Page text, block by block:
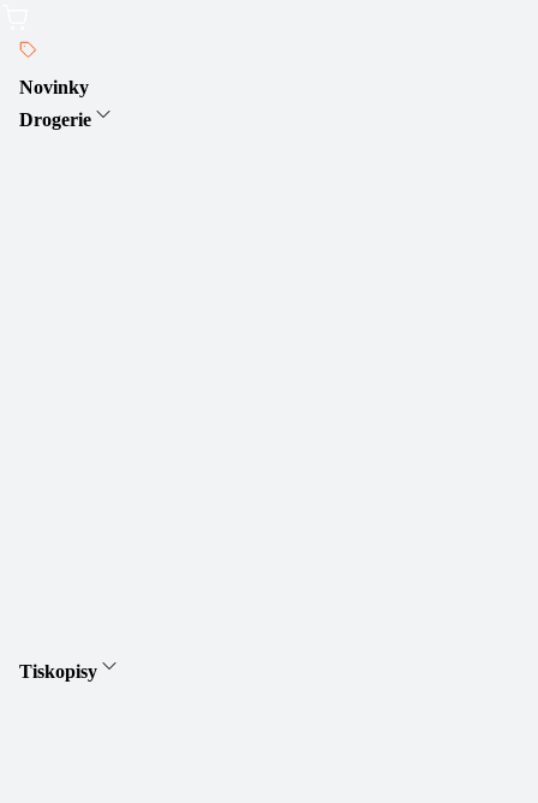
Novinky
Drogerie
Tiskopisy